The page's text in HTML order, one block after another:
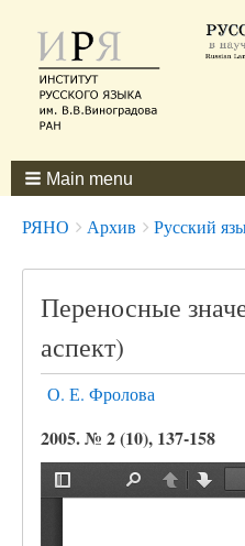
Main menu
Breadcrumbs
You
РЯНО Архив Русский
Переносные
аспект)
О. Е. Фролова
2005. № 2 (10), 137-158